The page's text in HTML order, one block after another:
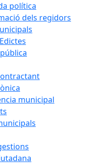
política
dels regidors
municipal